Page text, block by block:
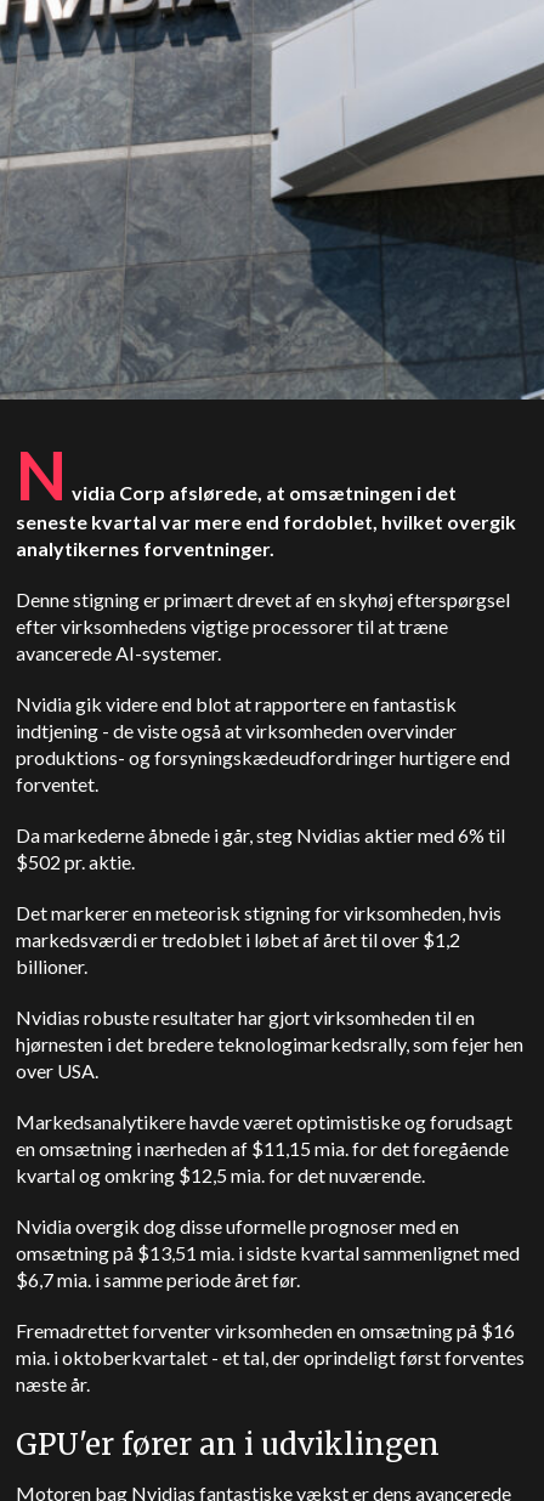
N vidia Corp afslørede, at omsætningen i det
seneste kvartal var mere end fordoblet, hvilket overgik
analytikernes forventninger.
Denne stigning er primært drevet af en skyhøj efterspørgsel
efter virksomhedens vigtige processorer til at træne
avancerede AI-systemer.
Nvidia gik videre end blot at rapportere en fantastisk
indtjening - de viste ogsåat virksomheden overvinder
produktions- og forsyningskædeudfordringer hurtigere end
forventet.
Da markederne åbnede i går, steg Nvidias aktier med 6% til
$502 pr. aktie.
Det markerer en meteorisk stigning for virksomheden, hvis
markedsværdi er tredoblet i løbet af året til over $1,2
billioner.
Nvidias robuste resultater har gjort virksomheden til en
hjørnesten i det bredere teknologimarkedsrally, som fejer hen
over USA.
Markedsanalytikere havde været optimistiske og forudsagt
en omsætning i nærheden af $11,15 mia. for det foregående
kvartal og omkring $12,5 mia. for det nuværende.
Nvidia overgik dog disse uformelle prognoser med en
omsætning på $13,51 mia. i sidste kvartal sammenlignet med
$6,7 mia. i samme periode året før.
Fremadrettet forventer virksomheden en omsætning på $16
mia. i oktoberkvartalet - et tal, der oprindeligt først forventes
næste år.
GPU'er fører an i udviklingen
Motoren bag Nvidias fantastiske vækst er dens avancerede